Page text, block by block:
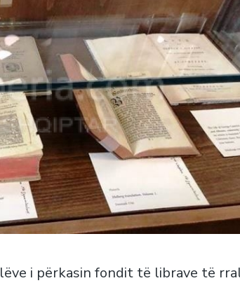
i përkasin fondit të librave të